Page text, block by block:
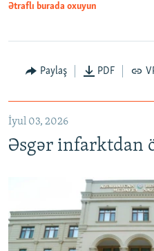
Auto 240p
720p
Ətraflı burada oxuyun
Paylaş PDF
İyul 03, 2026
Əsgər infarktdan